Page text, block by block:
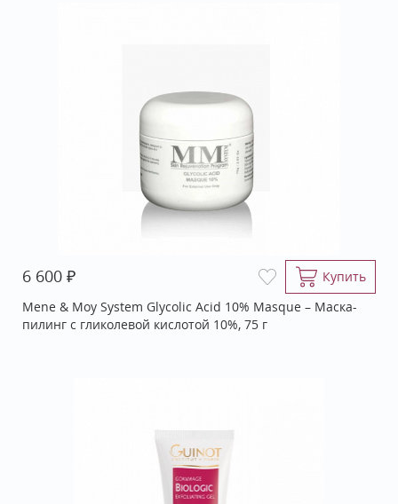
6 600 ₽
Купить
Mene & Moy System Glycolic Acid 10% Masque – Маска-
пилинг с гликолевой кислотой 10%, 75 г